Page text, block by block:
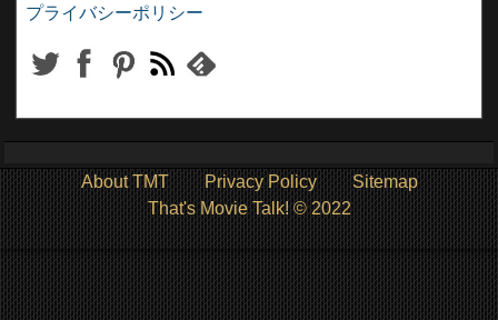
プライバシーポリシー
About TMT Privacy Policy
Sitemap
That's Movie Talk! © 2022